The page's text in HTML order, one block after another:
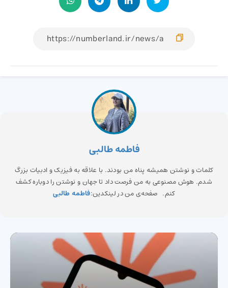
فاطمه طالبی
کلمات و نوشتن همیشه پناه من بودند. با علاقه به فیزیک و ادبیات بزرگ
شدم. هوش مصنوعی به من فرصت داد تا جهان و نوشتن را دوباره کشف
کنم. صفحه‌ی من در لینکدین:فاطمه طالبی